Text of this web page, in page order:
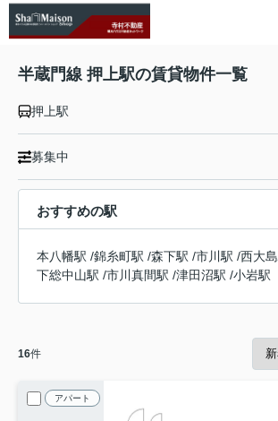
半蔵門線 押上駅の賃貸物件一覧
押上駅
募集中
おすすめの駅
本八幡駅 /錦糸町駅 /森下駅 /市川駅 /西大
下総中山駅 /市川真間駅 /津田沼駅 /小岩駅
16件
アパート